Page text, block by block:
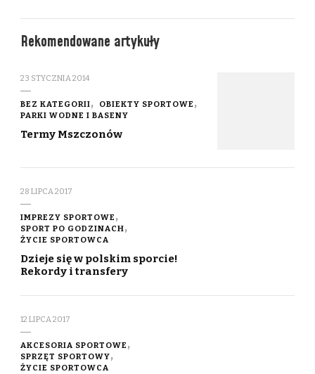
Rekomendowane artykuły
23 STYCZNIA 2014
BEZ KATEGORII
OBIEKTY SPORTOWE
PARKI WODNE I BASENY
Termy Mszczonów
28 LIPCA 2017
IMPREZY SPORTOWE
SPORT PO GODZINACH
ŻYCIE SPORTOWCA
Dzieje się w polskim sporcie!
Rekordy i transfery
12 LIPCA 2017
AKCESORIA SPORTOWE
SPRZĘT SPORTOWY
ŻYCIE SPORTOWCA